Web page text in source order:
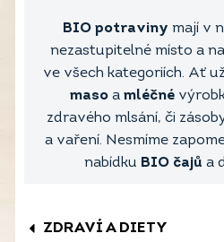
BIO potraviny mají v
nezastupitelné místo a
ve všech kategoriích. Ať
maso a mléčné
zdravého mlsání, či
a vaření. Nesmíme
nabídku BIO čajů a
ZDRAVÍ A DIETY